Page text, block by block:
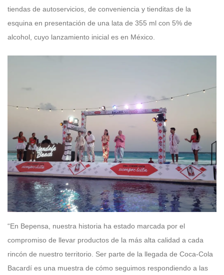
tiendas de autoservicios, de conveniencia y tienditas de la
esquina en presentación de una lata de 355 ml con 5% de
alcohol, cuyo lanzamiento inicial es en México.
“En Bepensa, nuestra historia ha estado marcada por el
compromiso de llevar productos de la más alta calidad a cada
rincón de nuestro territorio. Ser parte de la llegada de Coca-Cola
Bacardí es una muestra de cómo seguimos respondiendo a las